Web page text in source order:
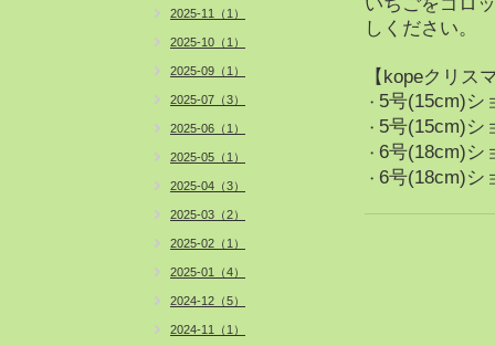
しください。
【kopeクリス
・ 5号(15cm)
・ 5号(15cm)
・ 6号(18cm)シ
・ 6号(18cm)
2025-11（1）
2025-10（1）
2025-09（1）
2025-07（3）
2025-06（1）
2025-05（1）
2025-04（3）
2025-03（2）
2025-02（1）
2025-01（4）
2024-12（5）
2024-11（1）